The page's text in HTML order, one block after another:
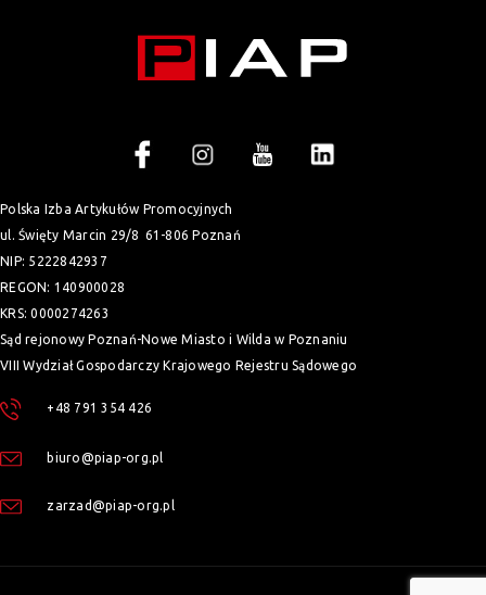
Polska Izba Artykułów Promocyjnych
ul. Święty Marcin 29/8 61-806 Poznań
NIP: 5222842937
REGON: 140900028
KRS: 0000274263
Sąd rejonowy Poznań-Nowe Miasto i Wilda w Poznaniu
VIII Wydział Gospodarczy Krajowego Rejestru Sądowego
+48 791 354 426
biuro@piap-org.pl
zarzad@piap-org.pl